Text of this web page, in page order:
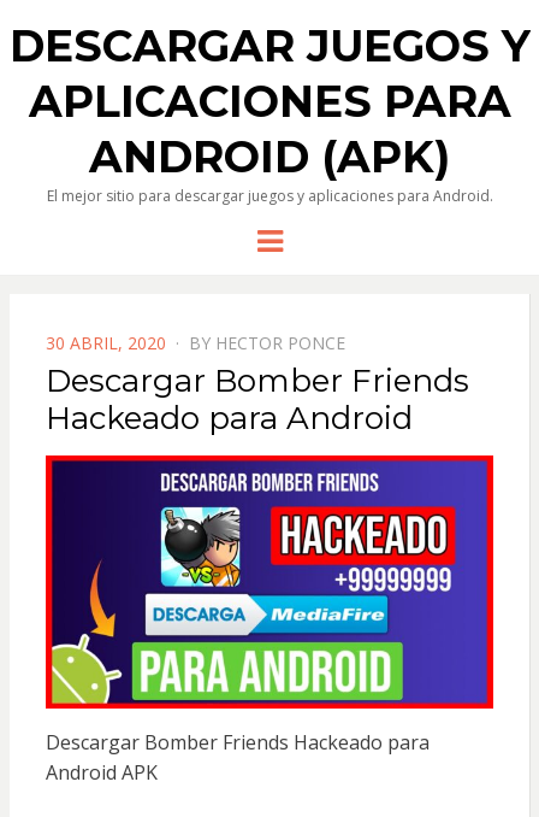
DESCARGAR JUEGOS Y
APLICACIONES PARA
ANDROID (APK)
El mejor sitio para descargar juegos y aplicaciones para Android.
Menu
POSTED
ON
30 ABRIL, 2020 BY HECTOR PONCE
Descargar Bomber Friends
Hackeado para Android
Descargar Bomber Friends Hackeado para
Android APK